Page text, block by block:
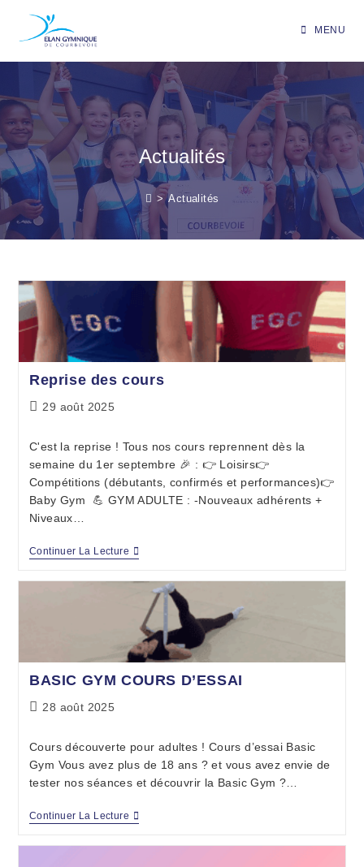
MENU
Actualités
> Actualités
Reprise des cours
29 août 2025
C'est la reprise ! Tous nos cours reprennent dès la
semaine du 1er septembre 🎉 : 👉 Loisirs👉
Compétitions (débutants, confirmés et performances)👉
Baby Gym 💪 GYM ADULTE : -Nouveaux adhérents +
Niveaux…
Continuer La Lecture
BASIC GYM COURS D’ESSAI
28 août 2025
Cours découverte pour adultes ! Cours d’essai Basic
Gym Vous avez plus de 18 ans ? et vous avez envie de
tester nos séances et découvrir la Basic Gym ?…
Continuer La Lecture